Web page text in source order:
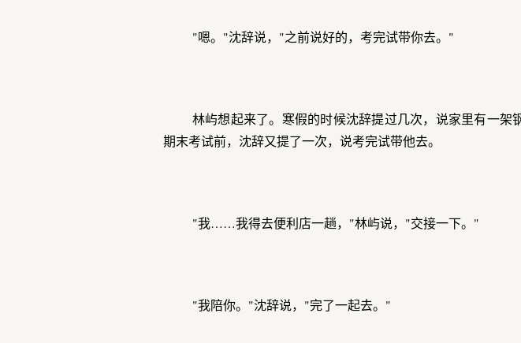
"嗯。"沈辞说，"之前说好的，考完试带你去。"
林屿想起来了。寒假的时候沈辞提过几次，说家里有一架
期末考试前，沈辞又提了一次，说考完试带他去。
"我……我得去便利店一趟，"林屿说，"交接一下。"
"我陪你。"沈辞说，"完了一起去。"